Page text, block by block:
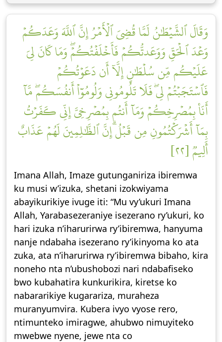
وَقَالَ ٱلشَّيۡطَٰنُ لَمَّا قُضِيَ ٱلۡأَمۡرُ إِنَّ ٱللَّهَ وَعَدَكُمۡ
وَعۡدَ ٱلۡحَقِّ وَوَعَدتُّكُمۡ فَأَخۡلَفۡتُكُمۡۖ وَمَا كَانَ لِيَ
عَلَيۡكُم مِّن سُلۡطَٰنٍ إِلَّآ أَن دَعَوۡتُكُمۡ
فَٱسۡتَجَبۡتُمۡ لِيۖ فَلَا تَلُومُونِي وَلُومُوٓاْ أَنفُسَكُمۖ مَّآ
أَنَا۠ بِمُصۡرِخِكُمۡ وَمَآ أَنتُم بِمُصۡرِخِيَّ إِنِّي كَفَرۡتُ
بِمَآ أَشۡرَكۡتُمُونِ مِن قَبۡلُۗ إِنَّ ٱلظَّٰلِمِينَ لَهُمۡ عَذَابٌ
أَلِيمٞ [٢٢]
Imana Allah, Imaze gutunganiriza ibiremwa
ku musi w’izuka, shetani izokwiyama
abayikurikiye ivuge iti: “Mu vy’ukuri Imana
Allah, Yarabasezeraniye isezerano ry’ukuri, ko
hari izuka n’iharurirwa ry’ibiremwa, hanyuma
nanje ndabaha isezerano ry’ikinyoma ko ata
zuka, ata n’iharurirwa ry’ibiremwa bibaho, kira
noneho nta n’ubushobozi nari ndabafiseko
bwo kubahatira kunkurikira, kiretse ko
nabararikiye kugarariza, muraheza
muranyumvira. Kubera ivyo vyose rero,
ntimunteko imiragwe, ahubwo nimuyiteko
mwebwe nyene, jewe nta co